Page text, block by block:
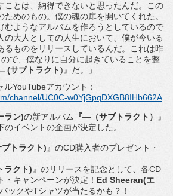
とは、納得できないと思ったんだ。
この
めのもの。 僕の魂の扉を開いてくれた。
むようなアルバムを作ろうとしているので
の大人としての人生において、 僕が今いる
るものをリリースしているんだ。これは昨
ので、僕なりに自分に起きていることを整
(サブトラクト) 』だ。」
ルYouTubeアカウント：
channel/UC0C-w0YjGpqDXGB8IHb662A
ラン)の新アルバム 『― （サブトラクト）
』
イベントの企画が決定した。
ブトラクト) 』のCD購入者のプレゼン ト・
ラクト) 』のリリースを記念として、各CD
・キャンペーンが決定！ Ed Sheeran(エ
ックやTシャツが当たるかも？！